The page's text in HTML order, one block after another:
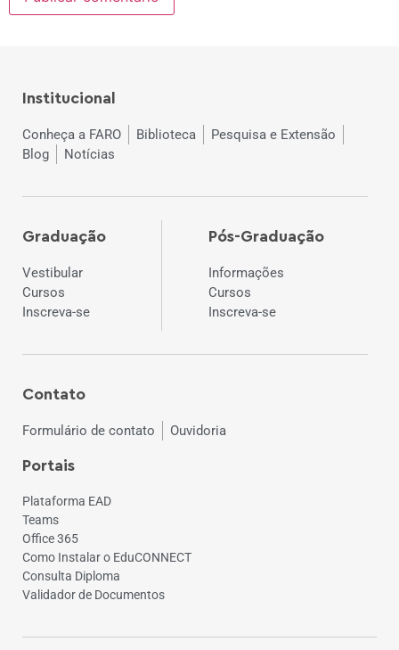
Institucional
Conheça a FARO Biblioteca
Pesquisa e Extensão
Blog
Notícias
Graduação
Vestibular
Cursos
Inscreva-se
Pós-Graduação
Informações
Cursos
Inscreva-se
Contato
Formulário de contato Ouvidoria
Portais
Plataforma EAD
Teams
Office 365
Como Instalar o EduCONNECT
Consulta Diploma
Validador de Documentos